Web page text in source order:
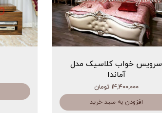
سرویس خواب کلاسیک مدل
آماندا
۱۴,۴۰۰,۰۰۰ تومان
افزودن به سبد خرید